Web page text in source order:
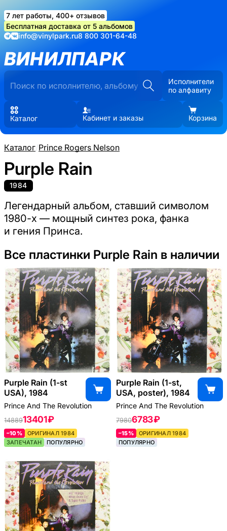
7 лет работы, 400+ отзывов
Бесплатная доставка от 5 альбомов
info@vinylpark.ru8 800 301-64-48
ВИНИЛПАРК
Исполнители
по алфавиту
Каталог Кабинет и заказы Корзина
Каталог/Prince Rogers Nelson
Purple Rain
1984
Легендарный альбом, ставший символом
1980-х — мощный синтез рока, фанка
и гения Принса.
Все пластинки Purple Rain в наличии
Purple Rain (1-st
USA), 1984
Prince And The Revolution
1488913401 ₽
–10%
ОРИГИНАЛ 1984
ЗАПЕЧАТАН
ПОПУЛЯРНО
Purple Rain (1-st,
USA, poster), 1984
Prince And The Revolution
79806783 ₽
–15%
ОРИГИНАЛ 1984
ПОПУЛЯРНО